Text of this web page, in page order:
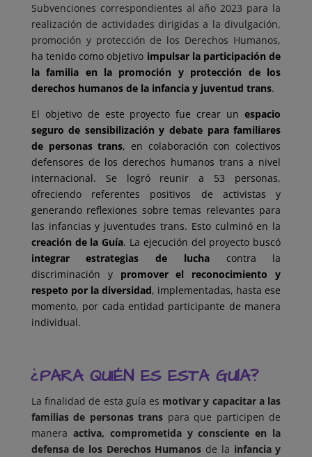
Subvenciones correspondientes al año 2023 para la
realización de actividades dirigidas a la divulgación,
promoción y protección de los Derechos Humanos,
ha tenido como objetivo impulsar la participación de
la familia en la promoción y protección de los
derechos humanos de la infancia y juventud trans.
El objetivo de este proyecto fue crear unespacio
seguro de sensibilización y debate para familiares
de personas trans, en colaboración con colectivos
defensores de los derechos humanos trans a nivel
internacional. Se logró reunir a 53 personas,
ofreciendo referentes positivos de activistas y
generando reflexiones sobre temas relevantes para
las infancias y juventudes trans. Esto culminó en la
creación de la Guía. La ejecución del proyecto buscó
integrar estrategias de luchacontra la
discriminación y promover el reconocimiento y
respeto por la diversidad, implementadas, hasta ese
momento, por cada entidad participante de manera
individual.
¿PARA QUIÉN ES ESTA GUÍA?
La finalidad de esta guía es motivar y capacitar a las
familias de personas trans para que participen de
manera activa, comprometida y consciente en la
defensa de los Derechos Humanos de la infancia y